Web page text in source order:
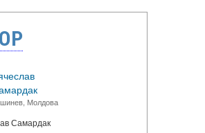
Молдова
Самардак